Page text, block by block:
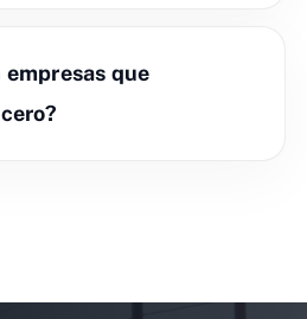
que